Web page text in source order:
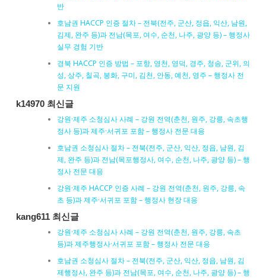
반
호남권 HACCP 인증 절차 – 전북(전주, 군산, 정읍, 익산, 남원,
김제, 완주 등)과 전남(목포, 여수, 순천, 나주, 광양 등) – 행정사
실무 경험 기반
경북 HACCP 인증 방법 – 포항, 영천, 영덕, 경주, 청송, 군위, 의
성, 상주, 칠곡, 봉화, 구미, 김천, 안동, 예천, 영주 – 행정사 전
문 지원
k14970 최신글
강원·제주 소청심사 사례 – 강원 전역(춘천, 원주, 강릉, 속초행
정사 등)과 제주·서귀포 포함 – 행정사 전문 대응
호남권 소청심사 절차 – 전북(전주, 군산, 익산, 정읍, 남원, 김
제, 완주 등)과 전남(목포행정사, 여수, 순천, 나주, 광양 등) – 행
정사 전문 대응
강원·제주 HACCP 인증 사례 – 강원 전역(춘천, 원주, 강릉, 속
초 등)과 제주·서귀포 포함 – 행정사 현장 대응
kang611 최신글
강원·제주 소청심사 사례 – 강원 전역(춘천, 원주, 강릉, 속초
등)과 제주행정사·서귀포 포함 – 행정사 전문 대응
호남권 소청심사 절차 – 전북(전주, 군산, 익산, 정읍, 남원, 김
제행정사, 완주 등)과 전남(목포, 여수, 순천, 나주, 광양 등) – 행